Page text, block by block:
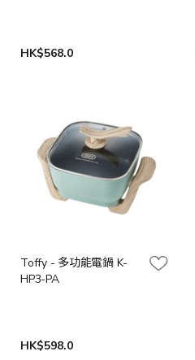
HK$568.0
Toffy - 多功能電鍋 K-
HP3-PA
HK$598.0